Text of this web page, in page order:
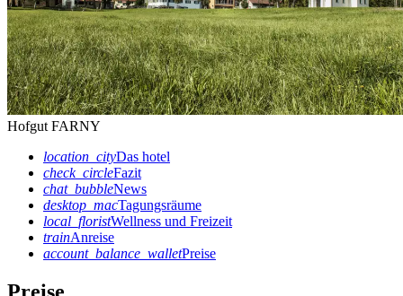
Hofgut FARNY
location_cityDas hotel
check_circleFazit
chat_bubbleNews
desktop_macTagungsräume
local_floristWellness und Freizeit
trainAnreise
account_balance_walletPreise